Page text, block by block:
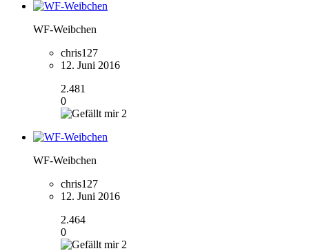
WF-Weibchen
chris127
12. Juni 2016
2.481
0
2
WF-Weibchen
chris127
12. Juni 2016
2.464
0
2